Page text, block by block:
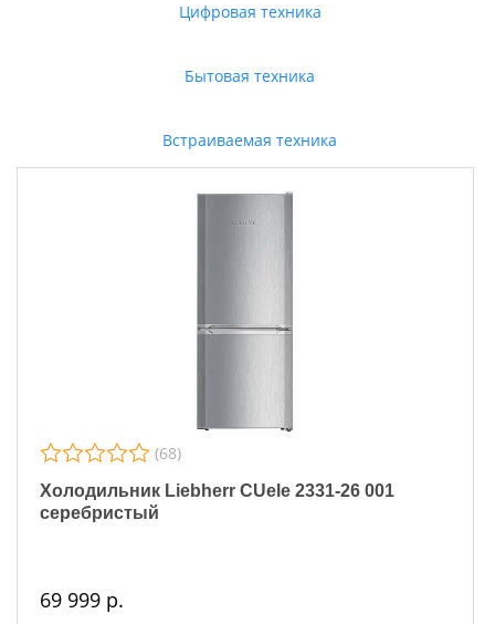
Цифровая техника
Бытовая техника
Встраиваемая техника
(68)
Холодильник Liebherr CUele 2331-26 001
серебристый
69 999 р.